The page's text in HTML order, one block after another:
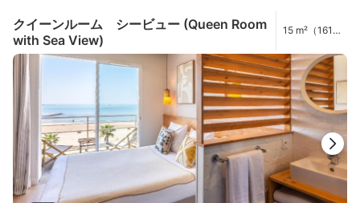
クイーンルーム シービュー (Queen Room
with Sea View)
15 m²（161